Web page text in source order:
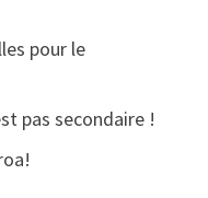
pour le
pas secondaire !